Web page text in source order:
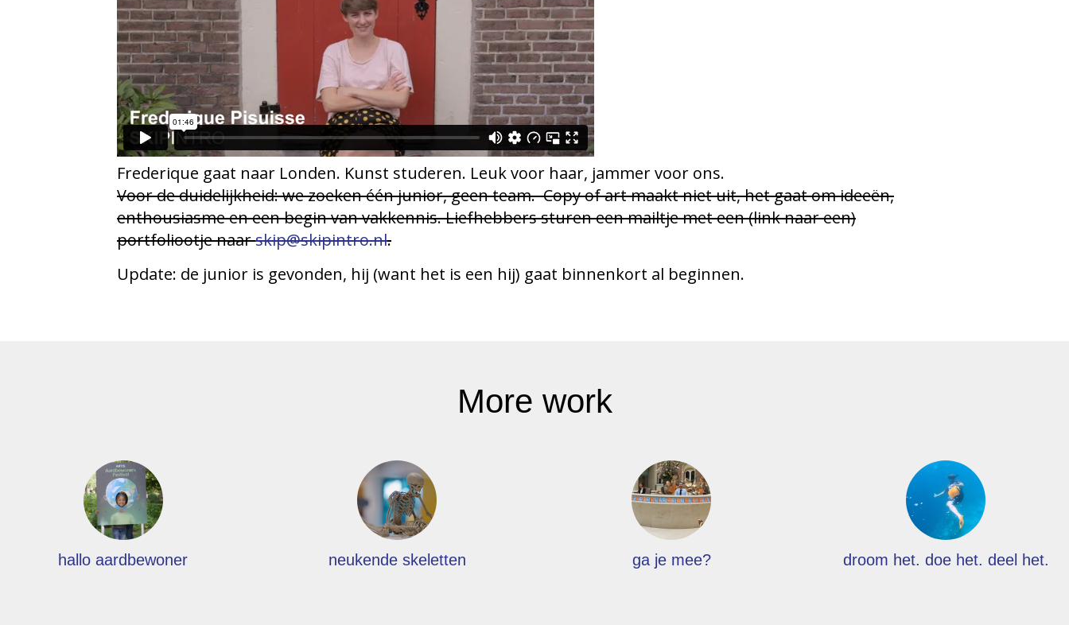
Frederique gaat naar Londen. Kunst studeren. Leuk voor haar, jammer voor ons.
Voor de duidelijkheid: we zoeken één junior, geen team. Copy of art maakt niet uit, het gaat om ideeën,
enthousiasme en een begin van vakkennis. Liefhebbers sturen een mailtje met een (link naar een)
portfoliootje naarskip@skipintro.nl.
Update: de junior is gevonden, hij (want het is een hij) gaat binnenkort al beginnen.
More work
hallo aardbewoner neukende skeletten ga je mee? droom het. doe het. deel het.